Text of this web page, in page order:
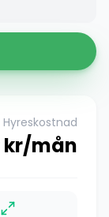
Hyreskostnad
kr/mån